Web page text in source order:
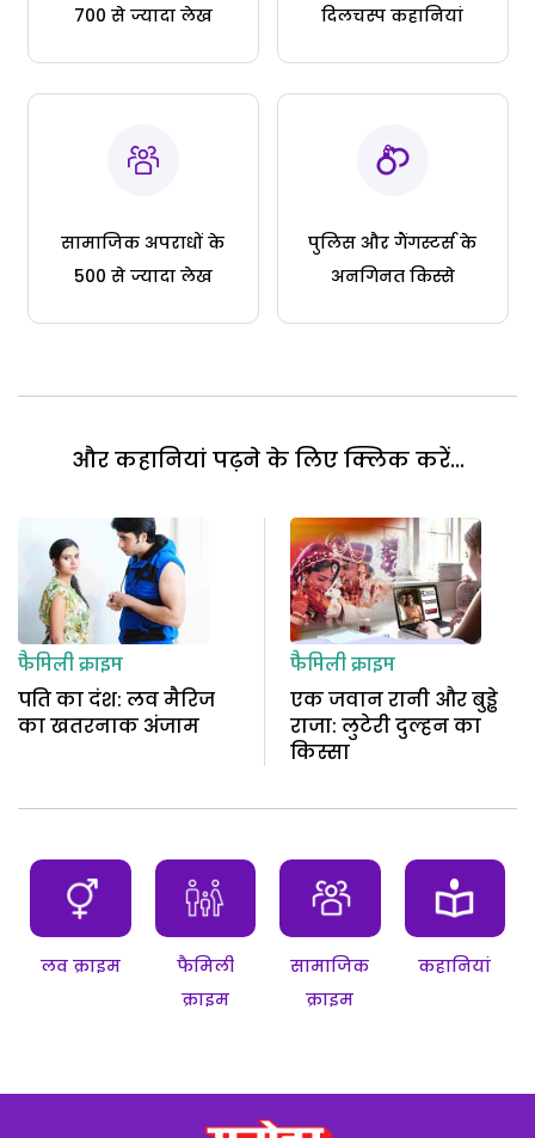
700 से ज्यादा लेख
दिलचस्प कहानियां
सामाजिक अपराधों के
500 से ज्यादा लेख
पुलिस और गैंगस्टर्स के
अनगिनत किस्से
और कहानियां पढ़ने के लिए क्लिक करें...
फैमिली क्राइम
पति का दंश: लव मैरिज
का खतरनाक अंजाम
फैमिली क्राइम
एक जवान रानी और बुड्ढे
राजा: लुटेरी दुल्हन का
किस्सा
लव क्राइम
फैमिली
क्राइम
सामाजिक
क्राइम
कहानियां